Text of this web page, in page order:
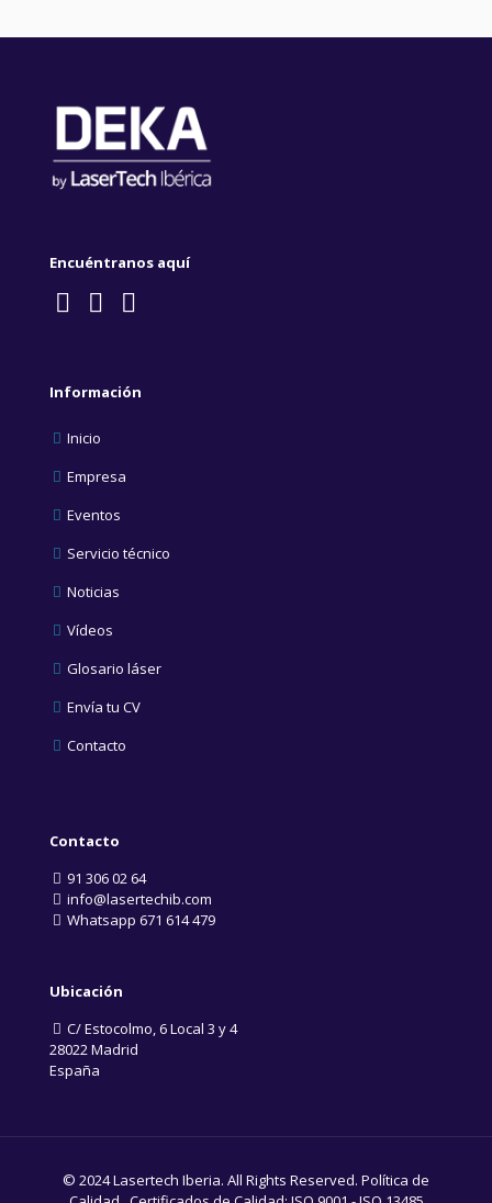
Encuéntranos aquí
Información
Inicio
Empresa
Eventos
Servicio técnico
Noticias
Vídeos
Glosario láser
Envía tu CV
Contacto
Contacto
91 306 02 64
info@lasertechib.com
Whatsapp 671 614 479
Ubicación
C/ Estocolmo, 6 Local 3 y 4
28022 Madrid
España
© 2024 Lasertech Iberia. All Rights Reserved. Política de